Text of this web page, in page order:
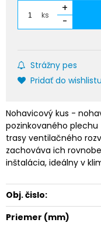
ks
+
-
Strážny pes
Pridať do wishlistu
Nohavicový kus -
pozinkovaného
trasy ventilačného
zachováva ich
inštalácia, ideálny v
Obj. čislo:
Priemer (mm)